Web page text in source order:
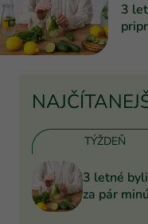
3
TÝŽDEŇ
3 letné
za pár